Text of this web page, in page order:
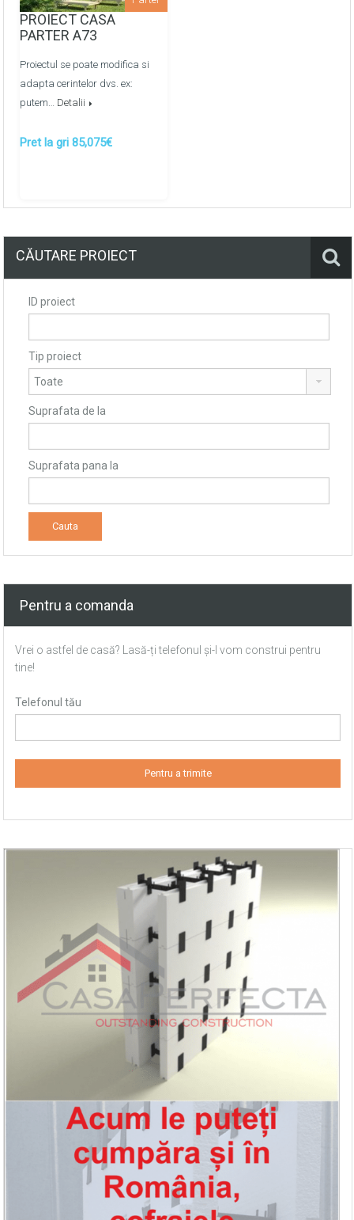
pe baza de ipsos
semiuscata/mecanizata
Montarea retelelor de apeduct, canalizare metaloplast
Montarea retelelor de energie termica prin
PROIECT CASA
PARTER A73
Proiectul se poate modifica si
adapta cerintelor dvs. ex:
putem… Detalii
Pret la gri 85,075€
CĂUTARE PROIECT
ID proiect
Tip proiect
Suprafata de la
Suprafata pana la
Pentru a comanda
Vrei o astfel de casă? Lasă-ți telefonul și-l vom construi pentru
tine!
Telefonul tău